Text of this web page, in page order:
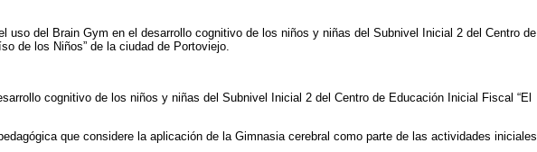
uso del Brain Gym en el desarrollo cognitivo de los niños y niñas del Subnivel Inicial 2 del Centro de
de los Niños” de la ciudad de Portoviejo.
cognitivo de los niños y niñas del Subnivel Inicial 2 del Centro de Educación Inicial Fiscal “El
que considere la aplicación de la Gimnasia cerebral como parte de las actividades iniciales